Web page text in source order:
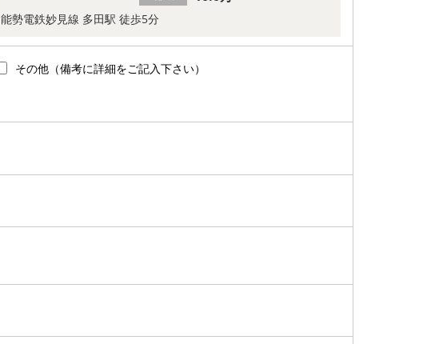
能勢電鉄妙見線 多田駅 徒歩5分
その他（備考に詳細をご記入下さい）